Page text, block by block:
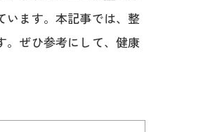
います。本記事では、整
。ぜひ参考にして、健康